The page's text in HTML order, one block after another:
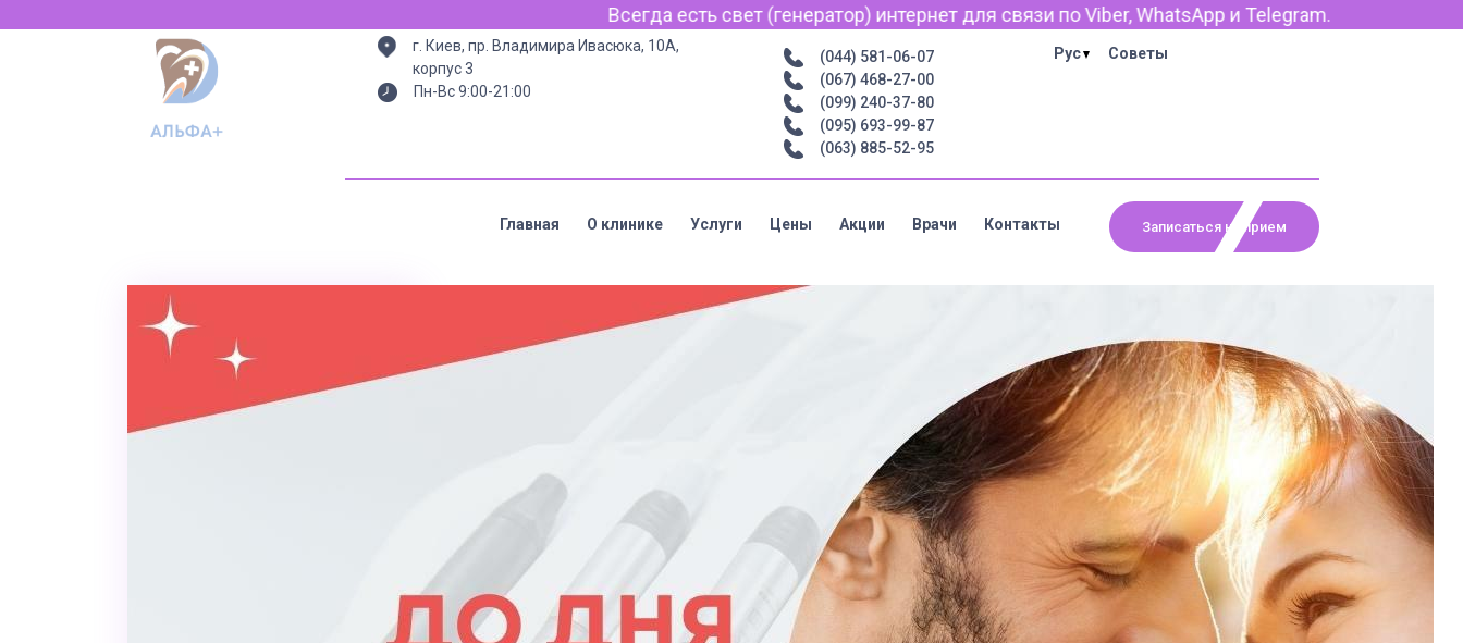
Всегда есть свет (генератор) интернет для связи по Viber, WhatsApp и Telegram.
г. Киев, пр. Владимира Ивасюка, 10А,
корпус 3
Пн-Вс 9:00-21:00
(044) 581-06-07
(067) 468-27-00
(099) 240-37-80
(095) 693-99-87
(063) 885-52-95
Рус Советы
Главная О клинике Услуги Цены Акции Врачи Контакты Записаться на прием